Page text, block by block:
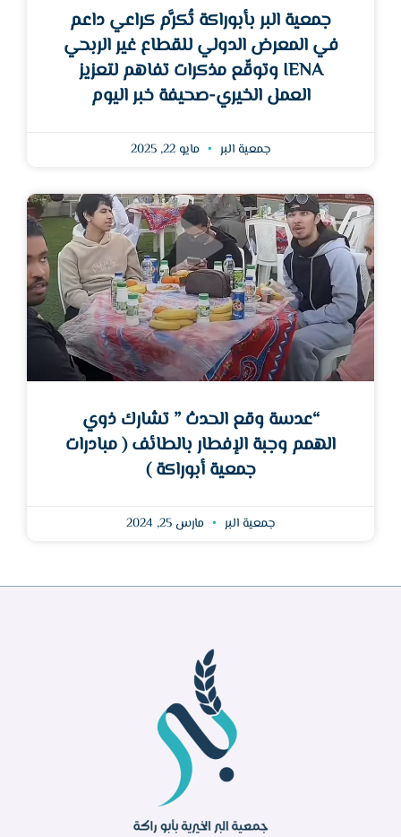
جمعية البر بأبوراكة تُكرَّم كراعي داعم
في المعرض الدولي للقطاع غير الربحي
IENA وتوقّع مذكرات تفاهم لتعزيز
العمل الخيري-صحيفة خبر اليوم
جمعية البر مايو 22, 2025
“عدسة وقع الحدث ” تشارك ذوي
الهمم وجبة الإفطار بالطائف ( مبادرات
جمعية أبوراكة )
جمعية البر مارس 25, 2024